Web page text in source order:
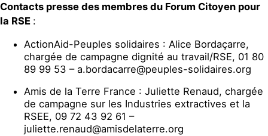
Contacts presse des membres du Forum Citoyen pour
la RSE :
ActionAid-Peuples solidaires : Alice Bordaçarre,
chargée de campagne dignité au travail/RSE, 01 80
89 99 53 – a.bordacarre@peuples-solidaires.org
Amis de la Terre France : Juliette Renaud, chargée
de campagne sur les Industries extractives et la
RSEE, 09 72 43 92 61 –
juliette.renaud@amisdelaterre.org